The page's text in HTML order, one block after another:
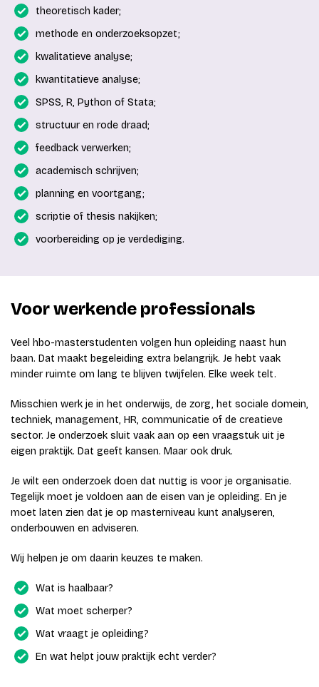
theoretisch kader;
methode en onderzoeksopzet;
kwalitatieve analyse;
kwantitatieve analyse;
SPSS, R, Python of Stata;
structuur en rode draad;
feedback verwerken;
academisch schrijven;
planning en voortgang;
scriptie of thesis nakijken;
voorbereiding op je verdediging.
Voor werkende professionals
Veel hbo-masterstudenten volgen hun opleiding naast hun
baan. Dat maakt begeleiding extra belangrijk. Je hebt vaak
minder ruimte om lang te blijven twijfelen. Elke week telt.
Misschien werk je in het onderwijs, de zorg, het sociale domein,
techniek, management, HR, communicatie of de creatieve
sector. Je onderzoek sluit vaak aan op een vraagstuk uit je
eigen praktijk. Dat geeft kansen. Maar ook druk.
Je wilt een onderzoek doen dat nuttig is voor je organisatie.
Tegelijk moet je voldoen aan de eisen van je opleiding. En je
moet laten zien dat je op masterniveau kunt analyseren,
onderbouwen en adviseren.
Wij helpen je om daarin keuzes te maken.
Wat is haalbaar?
Wat moet scherper?
Wat vraagt je opleiding?
En wat helpt jouw praktijk echt verder?